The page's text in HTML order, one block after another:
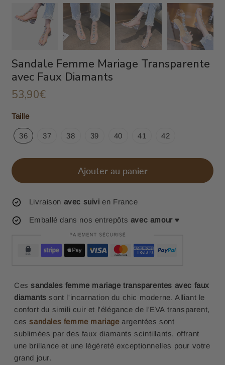
Sandale Femme Mariage Transparente
avec Faux Diamants
53,90€
price
Taille
36 37 38 39 40 41 42
Ajouter au panier
Livraison avec suivi en France
Emballé dans nos entrepôts avec amour ♥
Cessandales femme mariage transparentes avec faux
diamants sont l'incarnation du chic moderne. Alliant le
confort du simili cuir et l'élégance de l'EVA transparent,
cessandales femme mariageargentées sont
sublimées par des faux diamants scintillants, offrant
une brillance et une légèreté exceptionnelles pour votre
grand jour.